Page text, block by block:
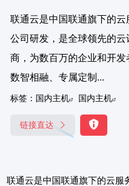
联通云是中国联通旗下的
公司研发，是全球领先的
商，为数百万的企业和开发
数智相融、专属定制...
标签： 国内主机 国内主机
链接直达
联通云是中国联通旗下的云服